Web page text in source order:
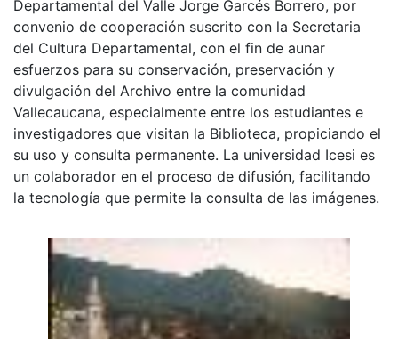
Departamental del Valle Jorge Garcés Borrero, por
convenio de cooperación suscrito con la Secretaria
del Cultura Departamental, con el fin de aunar
esfuerzos para su conservación, preservación y
divulgación del Archivo entre la comunidad
Vallecaucana, especialmente entre los estudiantes e
investigadores que visitan la Biblioteca, propiciando el
su uso y consulta permanente. La universidad Icesi es
un colaborador en el proceso de difusión, facilitando
la tecnología que permite la consulta de las imágenes.